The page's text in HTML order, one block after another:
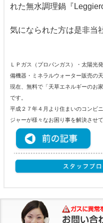
れた無水調理鍋『
気になられた方は是非当
ＬＰガス（プロパンガス）・太陽光
備機器・ミネラルウォーター販売の
現在、無料で「天草エネルギーのお
です。
平成２７年４月より住まいのコンビ
ジャーが様々なお困り事を解決させ